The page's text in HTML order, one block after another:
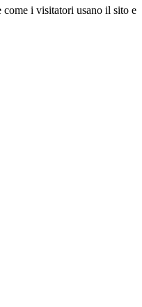
i visitatori usano il sito e